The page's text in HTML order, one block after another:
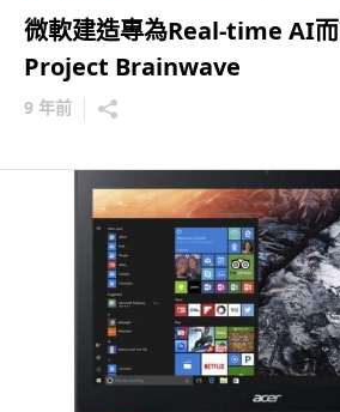
微軟建造專為Real-time AI
Project Brainwave
9 年前